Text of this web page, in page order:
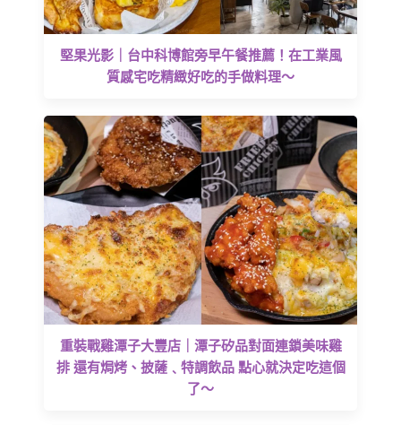
堅果光影｜台中科博館旁早午餐推薦！在工業風
質感宅吃精緻好吃的手做料理～
重裝戰雞潭子大豐店｜潭子矽品對面連鎖美味雞
排 還有焗烤、披薩﹑特調飲品 點心就決定吃這個
了～